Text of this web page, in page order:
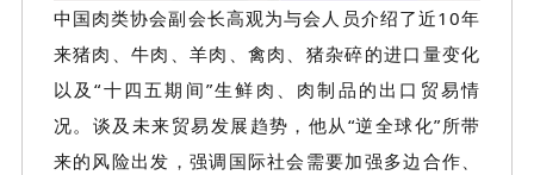
中国肉类协会副会长高观为与会人员介绍了近10年
来猪肉、牛肉、羊肉、 禽肉、 猪杂碎的进口量变化
以及“十四五期间”生鲜肉、肉制品的出口贸易情
况。谈及未来贸易发展趋势，他从“逆全球化”所带
来的风险出发，强调国际社会需要加强多边合作、